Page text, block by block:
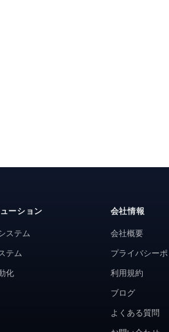
ーション
ステム
テム
化
会社情報
会社概要
プライバシー
利用規約
ブログ
よくある質問